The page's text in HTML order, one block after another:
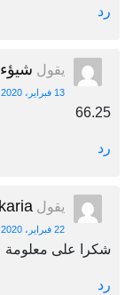
رد
يقول شيؤء
13 فبراير، 2020 الساعة 3:59 م
66.25
رد
يقول
22 فبراير، 2020 الساعة 1:31 ص
شكرا على معلومة
رد